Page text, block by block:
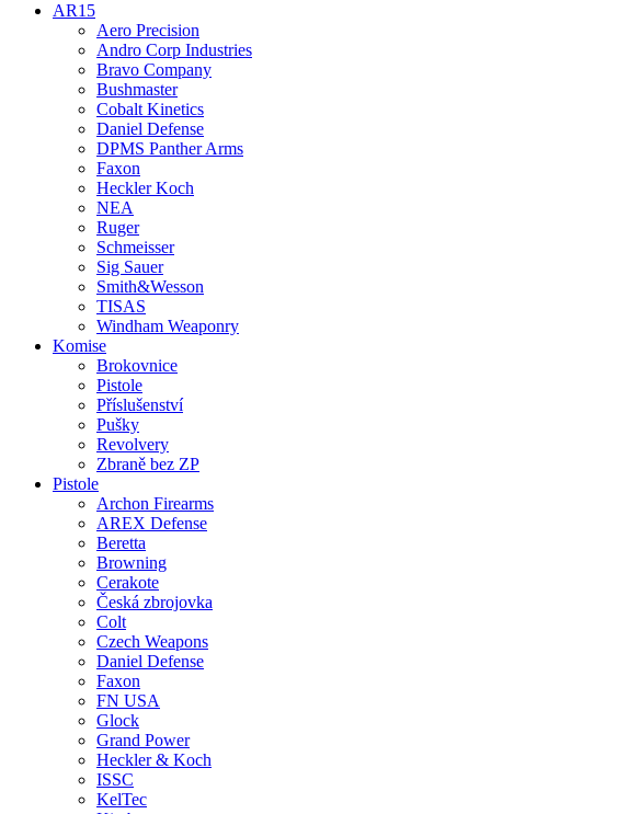
AR15
Aero Precision
Andro Corp Industries
Bravo Company
Bushmaster
Cobalt Kinetics
Daniel Defense
DPMS Panther Arms
Faxon
Heckler Koch
NEA
Ruger
Schmeisser
Sig Sauer
Smith&Wesson
TISAS
Windham Weaponry
Komise
Brokovnice
Pistole
Příslušenství
Pušky
Revolvery
Zbraně bez ZP
Pistole
Archon Firearms
AREX Defense
Beretta
Browning
Cerakote
Česká zbrojovka
Colt
Czech Weapons
Daniel Defense
Faxon
FN USA
Glock
Grand Power
Heckler & Koch
ISSC
KelTec